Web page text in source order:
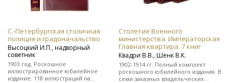
С.-Петербургская столичная
полиция и градоначальство
Высоцкий И.П., надворный
советник
1903 год. Роскошное
иллюстрированное юбилейное
издание. 118 иллюстраций на
Столетие Военного
министерства. Императорская
Главная квартира. 7 книг
Квадри В.В., Шенк В.К.
1902-1914 гг. Полный комплект
роскошного юбилейного издания. В
семи заказных владельческих